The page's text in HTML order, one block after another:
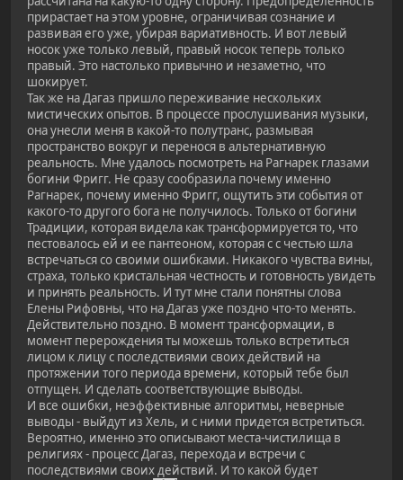
прирастает на этом уровне, ограничивая сознание и
развивая его уже, убирая вариативность. И вот левый
носок уже только левый, правый носок теперь только
правый. Это настолько привычно и незаметно, что
шокирует.
Так же на Дагаз пришло переживание нескольких
мистических опытов. В процессе прослушивания музыки,
она унесли меня в какой-то полутранс, размывая
пространство вокруг и перенося в альтернативную
реальность. Мне удалось посмотреть на Рагнарек глазами
богини Фригг. Не сразу сообразила почему именно
Рагнарек, почему именно Фригг, ощутить эти события от
какого-то другого бога не получилось. Только от богини
Традиции, которая видела как трансформируется то, что
пестовалось ей и ее пантеоном, которая с с честью шла
встречаться со своими ошибками. Никакого чувства вины,
страха, только кристальная честность и готовность увидеть
и принять реальность. И тут мне стали понятны слова
Елены Рифовны, что на Дагаз уже поздно что-то менять.
Действительно поздно. В момент трансформации, в
момент перерождения ты можешь только встретиться
лицом к лицу с последствиями своих действий на
протяжении того периода времени, который тебе был
отпущен. И сделать соответствующие выводы.
И все ошибки, неэффективные алгоритмы, неверные
выводы - выйдут из Хель, и с ними придется встретиться.
Вероятно, именно это описывают места-чистилища в
религиях - процесс Дагаз, перехода и встречи с
последствиями своих действий. И то какой будет